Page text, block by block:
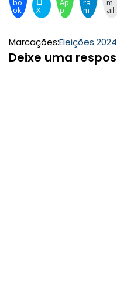
bo
ok X
Ap
p
ra
m
m
ail
Marcações:Eleições 2024
Deixe uma